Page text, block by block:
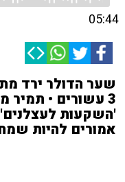
05:44
3 עשורים •
'השקעות
אמורים להיות